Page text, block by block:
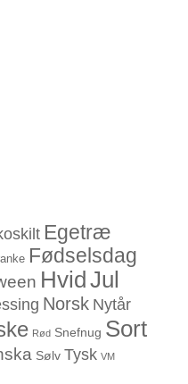
Egetræ
Fødselsdag
Hvid Jul
Norsk Nytår
Rød Snefnug Sort
Sølv Tysk VM